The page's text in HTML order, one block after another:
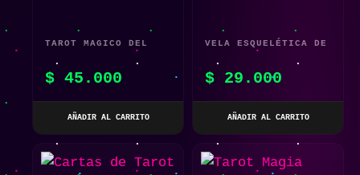
TAROT MAGICO DEL
JARDIN DE LA BRUJA
$ 45.000
AÑADIR AL CARRITO
VELA ESQUELÉTICA DE
DECORACIÓN MÍSTICA
$ 29.000
AÑADIR AL CARRITO